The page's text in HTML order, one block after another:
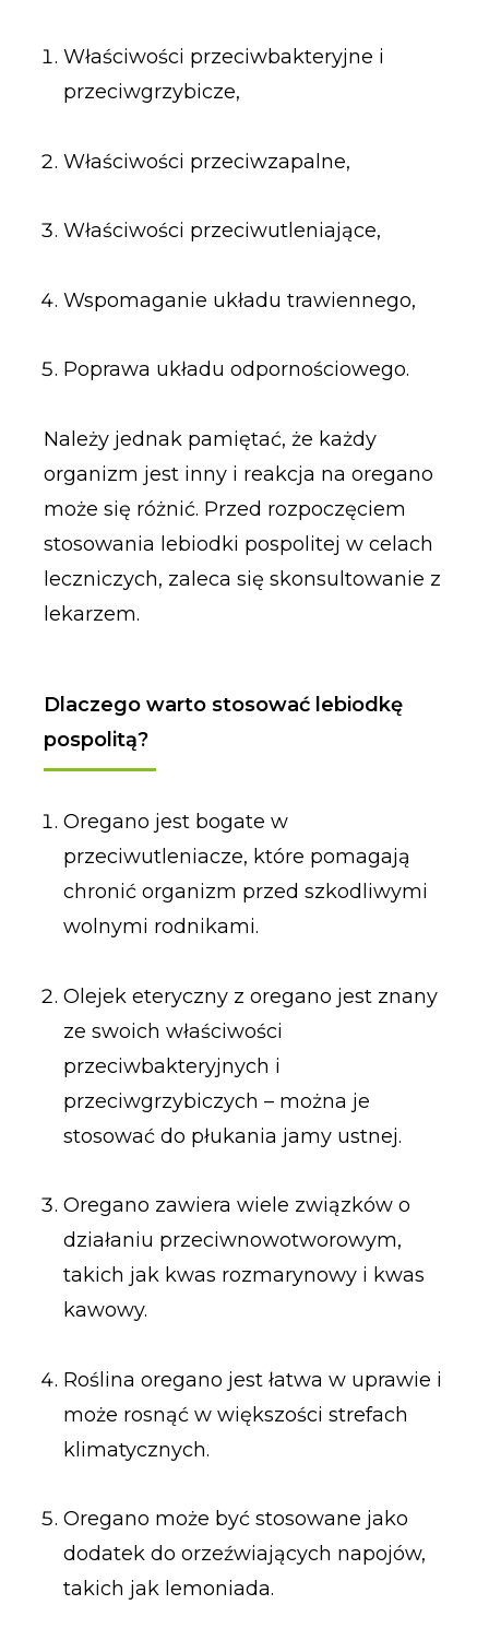
Właściwości przeciwbakteryjne i
przeciwgrzybicze,
Właściwości przeciwzapalne,
Właściwości przeciwutleniające,
Wspomaganie układu trawiennego,
Poprawa układu odpornościowego.
Należy jednak pamiętać, że każdy
organizm jest inny i reakcja na oregano
może się różnić. Przed rozpoczęciem
stosowania lebiodki pospolitej w celach
leczniczych, zaleca się skonsultowanie z
lekarzem.
Dlaczego warto stosować lebiodkę
pospolitą?
Oregano jest bogate w
przeciwutleniacze, które pomagają
chronić organizm przed szkodliwymi
wolnymi rodnikami.
Olejek eteryczny z oregano jest znany
ze swoich właściwości
przeciwbakteryjnych i
przeciwgrzybiczych – można je
stosować do płukania jamy ustnej.
Oregano zawiera wiele związków o
działaniu przeciwnowotworowym,
takich jak kwas rozmarynowy i kwas
kawowy.
Roślina oregano jest łatwa w uprawie i
może rosnąć w większości strefach
klimatycznych.
Oregano może być stosowane jako
dodatek do orzeźwiających napojów,
takich jak lemoniada.